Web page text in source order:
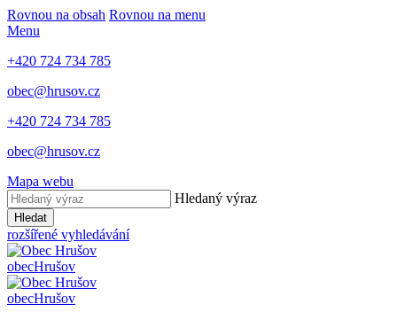
Rovnou na obsah Rovnou na menu
Menu
+420 724 734 785
obec@hrusov.cz
+420 724 734 785
obec@hrusov.cz
Mapa webu
Hledaný výraz
Hledat
rozšířené vyhledávání
obecHrušov
obecHrušov